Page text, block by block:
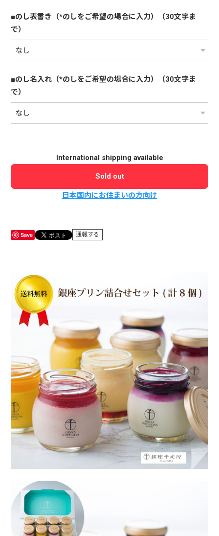
■のし表書き（*のしをご希望の場合に入力）（30文字ま
で）
■のし名入れ（*のしをご希望の場合に入力）（30文字ま
で）
International shipping available
Sold out
日本国内にお住まいの方向け
Save 通報する